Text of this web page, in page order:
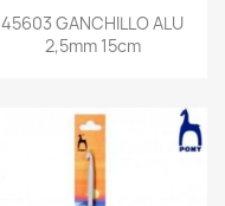
45603 GANCHILLO ALU
2,5mm 15cm